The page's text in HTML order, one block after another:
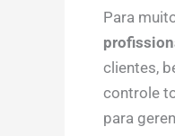
Para
clientes,
controle
para